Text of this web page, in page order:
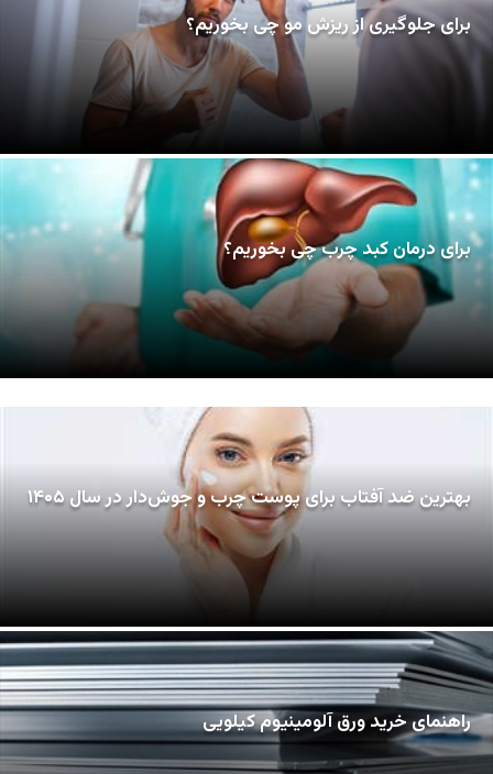
برای جلوگیری از ریزش مو چی بخوریم؟
برای درمان کبد چرب چی بخوریم؟
بهترین ضد آفتاب برای پوست چرب و جوش‌دار در سال ۱۴۰۵
راهنمای خرید ورق آلومینیوم کیلویی